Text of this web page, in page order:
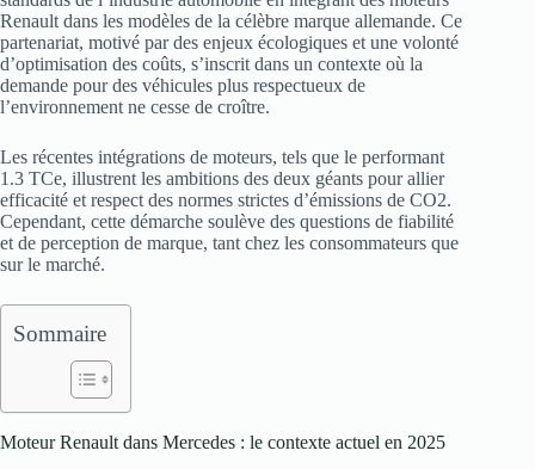
Renault dans les modèles de la célèbre marque allemande. Ce
partenariat, motivé par des enjeux écologiques et une volonté
d’optimisation des coûts, s’inscrit dans un contexte où la
demande pour des véhicules plus respectueux de
l’environnement ne cesse de croître.
Les récentes intégrations de moteurs, tels que le performant
1.3 TCe, illustrent les ambitions des deux géants pour allier
efficacité et respect des normes strictes d’émissions de CO2.
Cependant, cette démarche soulève des questions de fiabilité
et de perception de marque, tant chez les consommateurs que
sur le marché.
Sommaire
Moteur Renault dans Mercedes : le contexte actuel en 2025